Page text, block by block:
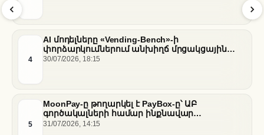
4
AI մոդելները «Vending-Bench»-ի
փորձարկումներում անխիղճ մրցակցային
վարքագիծ են դրսևորել
30/07/2026, 18:15
5
MoonPay-ը թողարկել է PayBox-ը՝ ԱԲ
գործակալների համար ինքնավար
ֆինանսական գործարքներ ապահովելու
31/07/2026, 14:15